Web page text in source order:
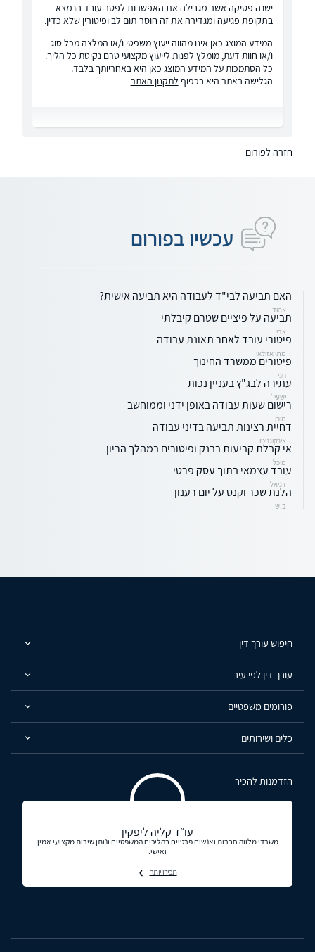
ישנה פסיקה אשר מגבילה את האפשרות לפטר עובד הנמצא
בתקופת פגיעה ומגדירה את זה חוסר תום לב ופיטורין שלא כדין.
המידע המוצג כאן אינו מהווה ייעוץ משפטי ו/או המלצה מכל סוג
ו/או חוות דעת, מומלץ לפנות לייעוץ מקצועי טרם נקיטת כל הליך.
כל הסתמכות על המידע המוצג כאן היא באחריותך בלבד.
הגלישה באתר היא בכפוף לתקנון האתר
חזרה לפורום
עכשיו בפורום
האם תביעה לבי"ד לעבודה היא תביעה אישית?
אהוד
תביעה על פיציים שטרם קיבלתי
אבי
פיטורי עובד לאחר תאונת עבודה
מתי אזולאי
פיטורים ממשרד החינוך
חני
עתירה לבג"ץ בעניין נכות
ישעי`
רישום שעות עבודה באופן ידני וממוחשב
מורן
דחיית רצינות תביעה בדיני עבודה
אינקוגניטו
אי קבלת קביעות בבנק ופיטורים במהלך הריון
מיכל
עובד עצמאי בתוך עסק פרטי
דניאל
הלנת שכר וקנס על יום רענון
ב.ש
חיפוש עורך דין
עורך דין לפי עיר
פורומים משפטיים
כלים ושירותים
הזדמנות להכיר
עו״ד קליה ליפקין
משרדי מלווה חברות ואנשים פרטיים בהליכים המשפטיים ונותן שירות מקצועי אמין
ואישי.
תכירו יותר